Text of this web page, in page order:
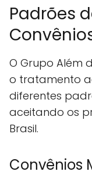
Padrões
O Grupo Além
o tratamento
diferentes
aceitando os
Brasil.
Convênios